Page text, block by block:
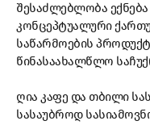
შესაძლებლობა
კონცეპტუალური
საწარმოების
წინასაახალწლო
ღია კაფე და თბილი
სასაუბროდ